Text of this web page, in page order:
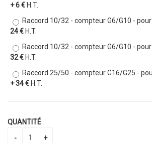
+ 6 € H.T.
Raccord 10/32 - compteur G6/G10 -
24 € H.T.
Raccord 10/32 - compteur G6/G10 -
32 € H.T.
Raccord 25/50 - compteur G16/G25 -
+ 34 € H.T.
QUANTITÉ